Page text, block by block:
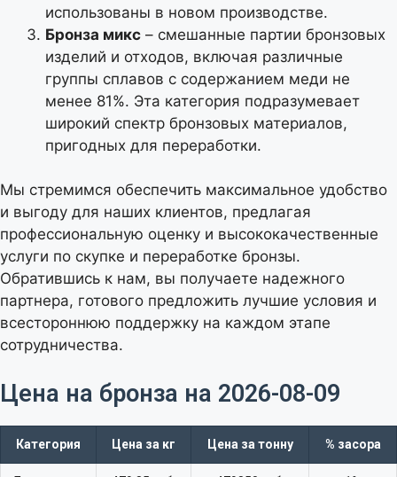
использованы в новом производстве.
Бронза микс – смешанные партии бронзовых
изделий и отходов, включая различные
группы сплавов с содержанием меди не
менее 81%. Эта категория подразумевает
широкий спектр бронзовых материалов,
пригодных для переработки.
Мы стремимся обеспечить максимальное удобство
и выгоду для наших клиентов, предлагая
профессиональную оценку и высококачественные
услуги по скупке и переработке бронзы.
Обратившись к нам, вы получаете надежного
партнера, готового предложить лучшие условия и
всестороннюю поддержку на каждом этапе
сотрудничества.
Цена на бронза на 2026-08-09​
Категория Цена за кг Цена за тонну % засора
Калькулятор расчета
стоимости металлолома
Выберите тип лома